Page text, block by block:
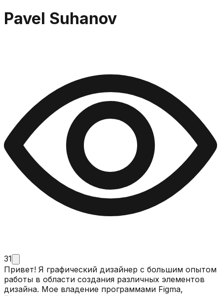
Pavel Suhanov
31
Привет! Я графический дизайнер с большим опытом
работы в области создания различных элементов
дизайна. Мое владение программами Figma,